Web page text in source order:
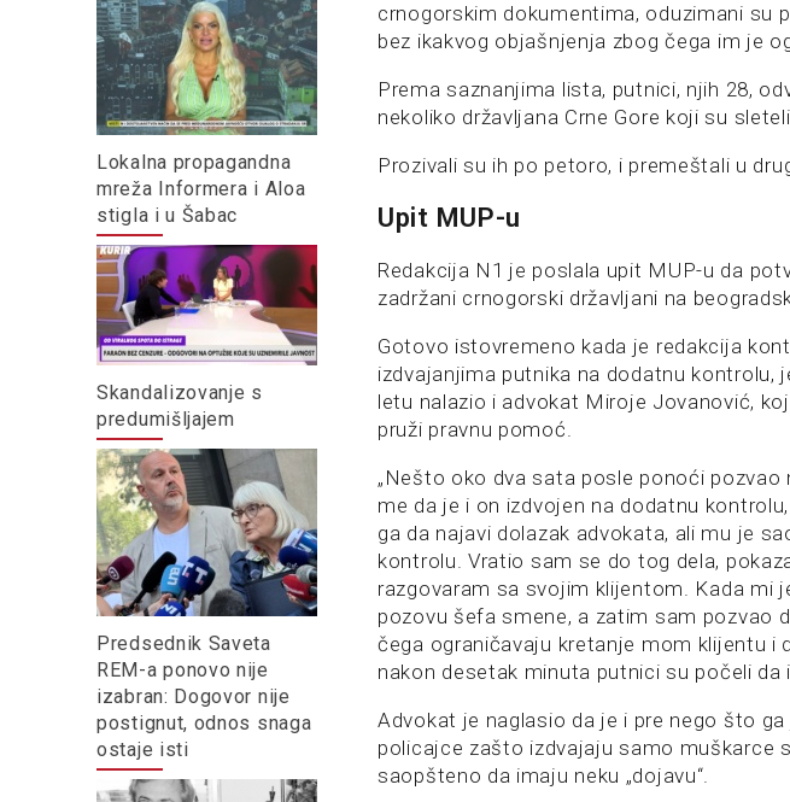
Lokalna propagandna
mreža Informera i Aloa
stigla i u Šabac
Skandalizovanje s
predumišljajem
Predsednik Saveta
REM-a ponovo nije
izabran: Dogovor nije
postignut, odnos snaga
ostaje isti
crnogorskim dokumentima, oduzimani su
bez ikakvog objašnjenja zbog čega im je
Prema saznanjima lista, putnici, njih 28,
nekoliko državljana Crne Gore koji su
Prozivali su ih po petoro, i premeštali u
Upit MUP-u
Redakcija N1 je poslala upit MUP-u da
zadržani crnogorski državljani na
Gotovo istovremeno kada je redakcija
izdvajanjima putnika na dodatnu kontrolu,
letu nalazio i advokat Miroje Jovanović,
pruži pravnu pomoć.
„Nešto oko dva sata posle ponoći pozvao
me da je i on izdvojen na dodatnu
ga da najavi dolazak advokata, ali mu je
kontrolu. Vratio sam se do tog dela,
razgovaram sa svojim klijentom. Kada mi
pozovu šefa smene, a zatim sam pozvao
čega ograničavaju kretanje mom klijentu i
nakon desetak minuta putnici su počeli da
Advokat je naglasio da je i pre nego što
policajce zašto izdvajaju samo muškarce
saopšteno da imaju neku „dojavu“.